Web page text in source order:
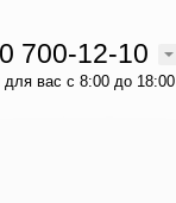
700-12-10
для вас с 8:00 до 18:00